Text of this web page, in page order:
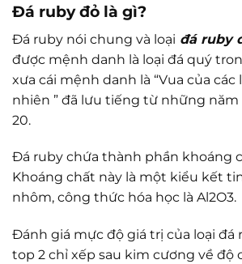
Đá ruby đỏ là gì?
Đá ruby nói chung và loại đá ruby
được mệnh danh là loại đá quý
xưa cái mệnh danh là “Vua của
nhiên ” đã lưu tiếng từ những
20.
Đá ruby chứa thành phần khoáng
Khoáng chất này là một kiểu kết
nhôm, công thức hóa học là Al2O3.
Đánh giá mực độ giá trị của loại đá
top 2 chỉ xếp sau kim cương về độ